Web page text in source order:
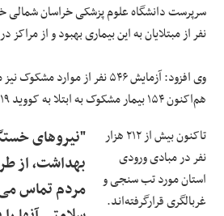
نفر از مبتلایان به این بیماری بهبود و از
وی افزود: آزمایش ۵۴۶ نفر از
هم‌اکنون ۱۵۴ بیمار مشکوک به ابتلا به کووید ۱۹ بستری هستند.
"نیروهای
مردم تماس
تاکنون بیش از ۲۱۲ هزار
نفر در مبادی ورودی
استان مورد تب سنجی و
غربالگری قرارگرفته‌اند.